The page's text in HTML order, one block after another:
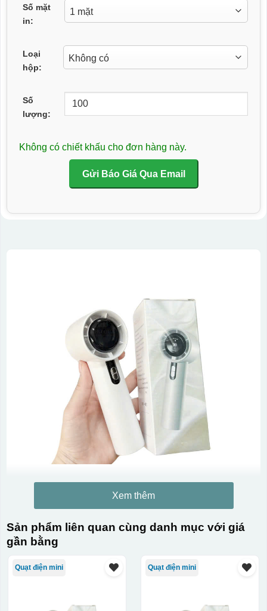
Số mặt
in:
Loại
hộp:
Số
lượng:
Không có chiết khấu cho đơn hàng này.
Gửi Báo Giá Qua Email
Xem thêm
Sản phẩm liên quan cùng danh mục với giá
gần bằng
Quạt điện mini Quạt điện mini